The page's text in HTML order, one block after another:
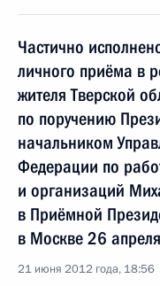
Частично
личного приёма в
жителя Тверской
по поручению
начальником
Федерации по
и организаций
в Приёмной
в Москве 26
21 июня 2012 года, 18:56